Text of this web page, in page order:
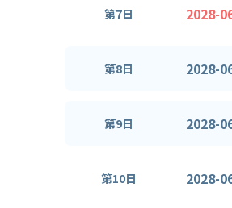
第7日 2028-
第8日 2028-
第9日 2028-
第10日 2028-